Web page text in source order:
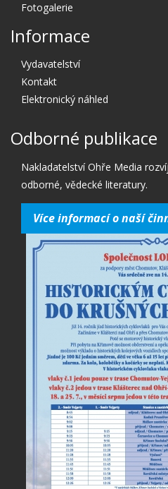
Fotogalerie
Informace
Vydavatelství
Kontakt
Elektronický náhled
Odborné publikace
Nakladatelství Ohře Media
odborné, vědecké literatury.
Více informací o naší